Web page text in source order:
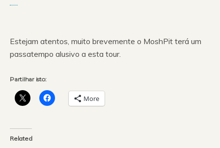
Estejam atentos, muito brevemente o MoshPit terá um
passatempo alusivo a esta tour.
Partilhar isto:
More
Related